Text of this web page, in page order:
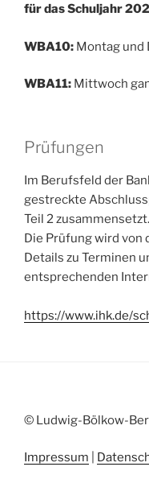
für das Schuljahr
WBA10: Montag und
WBA11: Mittwoch
Prüfungen
Im Berufsfeld der
gestreckte
Teil 2 zusammensetzt.
Die Prüfung wird von
Details zu Terminen
entsprechenden
https://www.ihk.de/
© Ludwig-Bölkow-
Impressum